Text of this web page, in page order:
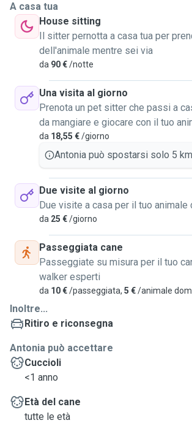
A casa tua
House sitting
Il sitter pernotta a casa tua per
dell'animale mentre sei via
da 90 €/notte
Una visita al giorno
Prenota un pet sitter che passi a
da mangiare e giocare con il tuo
da 18,55 €/giorno
Antonia può spostarsi solo 5
Due visite al giorno
Due visite a casa per il tuo animale
da 25 €/giorno
Passeggiata cane
Passeggiate su misura per il tuo
walker esperti
da 10 €/passeggiata, 5 €/animale
Inoltre...
Ritiro e riconsegna
Antonia può accettare
Cuccioli
<1 anno
Età del cane
tutte le età